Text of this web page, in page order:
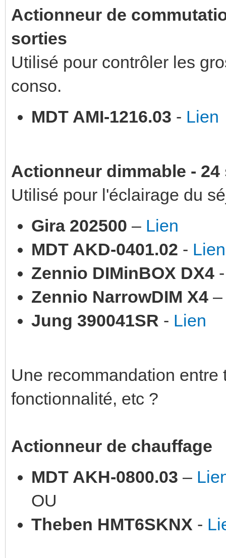
Actionneur de
sorties
Utilisé pour contrôler les
conso.
MDT AMI-1216.03 - Lien
Actionneur dimmable -
Utilisé pour l'éclairage du
Gira 202500 – Lien
MDT AKD-0401.02 - Lien
Zennio DIMinBOX DX4
Zennio NarrowDIM X4
Jung 390041SR - Lien
Une recommandation
fonctionnalité, etc ?
Actionneur de chauffage
MDT AKH-0800.03 –
OU
Theben HMT6SKNX -